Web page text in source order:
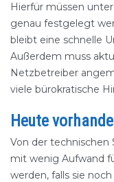
Hierfür müssen
genau festgelegt
bleibt eine schnelle
Außerdem muss
Netzbetreiber
viele bürokratische
Heute
Von der technischen
mit wenig Aufwand
werden, falls sie